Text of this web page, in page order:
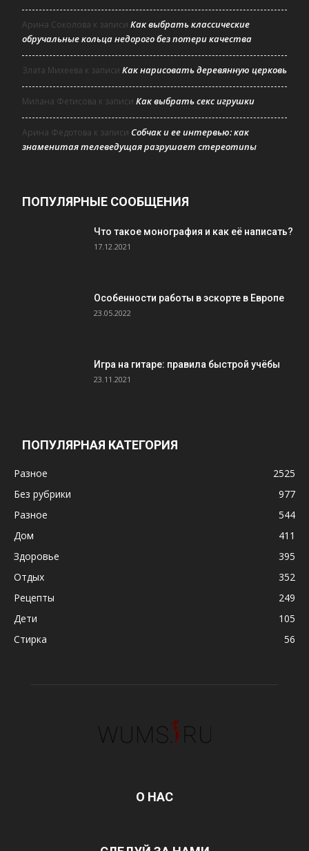
Арина Соколова к записи Как выбрать классические
обручальные кольца недорого без потери качества
Злата Михеева к записи Как нарисовать деревянную церковь
Милана Фетисова к записи Как выбрать секс игрушки
Арина Федотова к записи Собчак и ее интервью: как
знаменитая телеведущая разрушает стереотипы
ПОПУЛЯРНЫЕ СООБЩЕНИЯ
Что такое монография и как её написать?
17.12.2021
Особенности работы в эскорте в Европе
23.05.2022
Игра на гитаре: правила быстрой учёбы
23.11.2021
ПОПУЛЯРНАЯ КАТЕГОРИЯ
Разное
2525
Без рубрики
977
Разное
544
Дом
411
Здоровье
395
Отдых
352
Рецепты
249
Дети
105
Стирка
56
О НАС